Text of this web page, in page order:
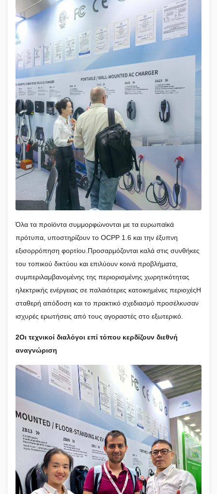
Όλα τα προϊόντα συμμορφώνονται με τα ευρωπαϊκά
πρότυπα, υποστηρίζουν το OCPP 1.6 και την έξυπνη
εξισορρόπηση φορτίου.Προσαρμόζονται καλά στις συνθήκες
του τοπικού δικτύου και επιλύουν κοινά προβλήματα,
συμπεριλαμβανομένης της περιορισμένης χωρητικότητας
ηλεκτρικής ενέργειας σε παλαιότερες κατοικημένες περιοχέςΗ
σταθερή απόδοση και το πρακτικό σχεδιασμό προσέλκυσαν
ισχυρές ερωτήσεις από τους αγοραστές στο εξωτερικό.
2Οι τεχνικοί διαλόγοι επί τόπου κερδίζουν διεθνή
αναγνώριση